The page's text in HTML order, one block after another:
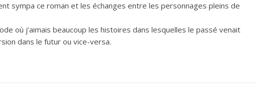
sympa ce roman et les échanges entre les personnages pleins de
où j’aimais beaucoup les histoires dans lesquelles le passé venait
dans le futur ou vice-versa.